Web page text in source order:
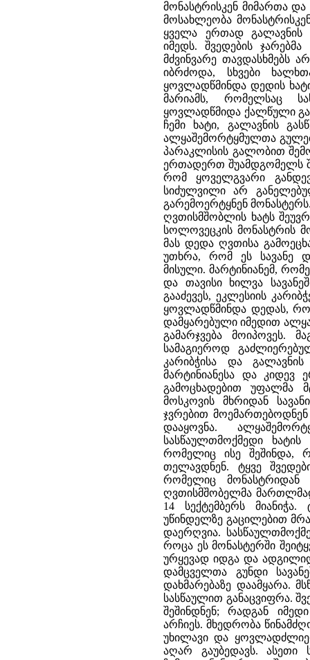
მონასტრისკენ მიმართა და
მოსახლეობა
ყველა ერთად გალავნის
იმედს. შვედების
მძვინვარე თავდასხმებს
იბრძოდა, სხვები
ყოვლადწმინდა დედის
მარიამს, რომელსაც
ყოვლადწმიდა ქალწული
ჩემი ხატი, გალავნის
ალყაშემორტყმულთა
პარაკლისის გალობით
ერთადერთ შუამდგომელს
რომ ყოველგვარი
სიძულვილი არ
გარემოერტყნენ
ღვთისმშობლის ხატს
სოლოვეცკის მონასტრის
მას დედა ღვთისა
უთხრა, რომ ეს სავანე
მისული. მარტინიანემ,
და თავისი ხილვა
გააძევეს, ეკლესიის
ყოვლადწმინდა დედას,
დამყარებული იმედით
გამარჯვება მოიპოვეს.
სამაგიეროდ
კარიბჭისა და
მარტინიანესა და კიდევ
გამოცხადებით უფალმა
მოსკოვის მხრიდან
ჯვრებით მოემართებოდნენ
დააყოვნა.
სასწაულთმოქმედი
რომელიც ისე შეშინდა,
თელავდნენ. ტყვე
რომელიც მონასტრიდან
ღვთისმშობელმა
14 სექტემბერს
უწინდელზე გაცილებით
დაერღვია.
როცა ეს მონასტერში
ურყევად იდგა და
დამცველთა გუნდი
დახმარებაზე დაამყარა.
სასწაულით განაცვიფრა.
შეშინდნენ; რადგან
არჩიეს. მხედრობა
უხილავი და
აღარ გაუბედავს. ასეთი